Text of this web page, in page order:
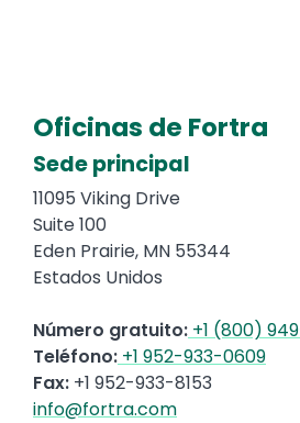
Text
Oficinas de Fortra
Sede principal
11095 Viking Drive
Suite 100
Eden Prairie, MN 55344
Estados Unidos
Número gratuito: +1 (800)
Teléfono: +1 952-933-0609
Fax: +1 952-933-8153
info@fortra.com